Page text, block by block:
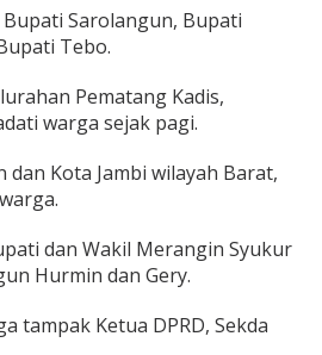
Sarolangun, Bupati
Tebo.
Pematang Kadis,
warga sejak pagi.
Kota Jambi wilayah Barat,
dan Wakil Merangin Syukur
Hurmin dan Gery.
tampak Ketua DPRD, Sekda